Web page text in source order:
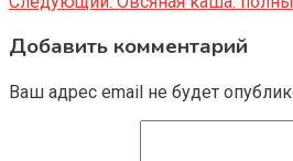
Добавить комментарий
Ваш адрес email не будет